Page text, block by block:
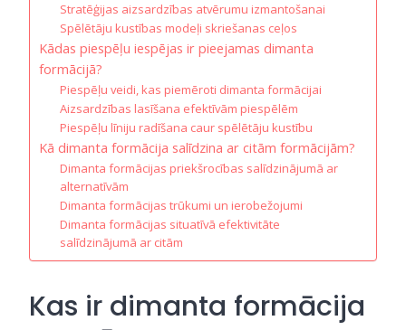
Stratēģijas aizsardzības atvērumu izmantošanai
Spēlētāju kustības modeļi skriešanas ceļos
Kādas piespēļu iespējas ir pieejamas dimanta
formācijā?
Piespēļu veidi, kas piemēroti dimanta formācijai
Aizsardzības lasīšana efektīvām piespēlēm
Piespēļu līniju radīšana caur spēlētāju kustību
Kā dimanta formācija salīdzina ar citām formācijām?
Dimanta formācijas priekšrocības salīdzinājumā ar
alternatīvām
Dimanta formācijas trūkumi un ierobežojumi
Dimanta formācijas situatīvā efektivitāte
salīdzinājumā ar citām
Kas ir dimanta formācija